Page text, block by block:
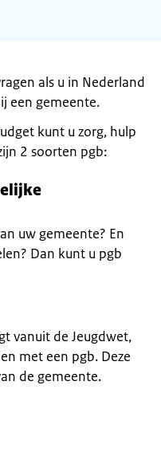
als u in Nederland
een gemeente.
kunt u zorg, hulp
2 soorten pgb:
uw gemeente? En
Dan kunt u pgb
vanuit de Jeugdwet,
met een pgb. Deze
de gemeente.